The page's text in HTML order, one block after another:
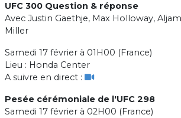
UFC 300 Question & réponse
Avec Justin Gaethje, Max Holloway,
Miller
Samedi 17 février à 01H00 (France)
Lieu : Honda Center
A suivre en direct :
Pesée cérémoniale de l'UFC 298
Samedi 17 février à 02H00 (France)